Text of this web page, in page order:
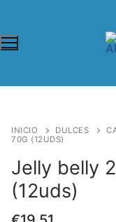
INICIO DULCES
70G (12UDS)
Jelly belly
(12uds)